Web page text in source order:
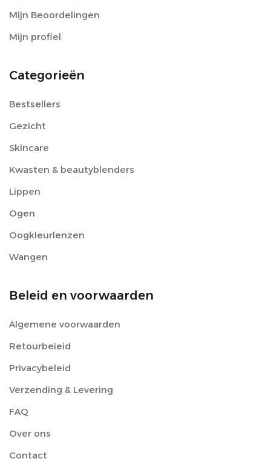
Mijn Beoordelingen
Mijn profiel
Categorieën
Bestsellers
Gezicht
Skincare
Kwasten & beautyblenders
Lippen
Ogen
Oogkleurlenzen
Wangen
Beleid en voorwaarden
Algemene voorwaarden
Retourbeieid
Privacybeleid
Verzending & Levering
FAQ
Over ons
Contact